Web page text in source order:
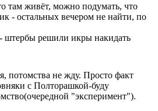
там живёт, можно подумать, что
- остальных вечером не найти, по
штербы решили икры накидать
потомства не жду. Просто факт
с Полторашкой-буду
"эксперимент").